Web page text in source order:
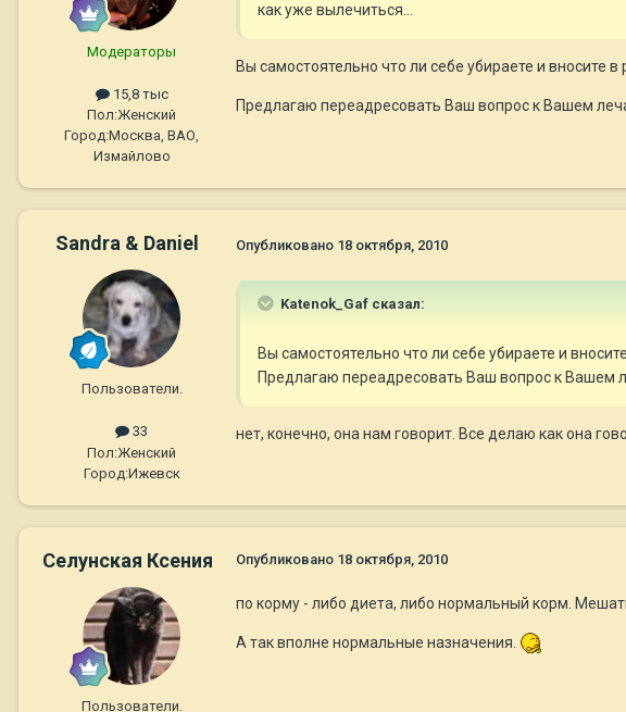
Модераторы
15,8 тыс
Пол:Женский
Город:Москва, ВАО,
Измайлово
как уже вылечиться...
Вы самостоятельно что ли себе убираете и вносите
Предлагаю переадресовать Ваш вопрос к Вашем
Sandra & Daniel
Пользователи.
33
Пол:Женский
Город:Ижевск
Опубликовано 18 октября, 2010
Katenok_Gaf сказал:
Вы самостоятельно что ли себе убираете и
Предлагаю переадресовать Ваш вопрос к Вашем
нет, конечно, она нам говорит. Все делаю как она
Селунская Ксения
Пользователи.
Опубликовано 18 октября, 2010
по корму - либо диета, либо нормальный корм.
А так вполне нормальные назначения.